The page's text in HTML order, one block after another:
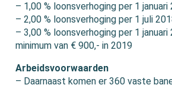
– 1,00 % loonsverhoging per 1 januari
– 2,00 % loonsverhoging per 1 juli
– 3,00 % loonsverhoging per 1
minimum van € 900,- in 2019
Arbeidsvoorwaarden
– Daarnaast komen er 360 vaste